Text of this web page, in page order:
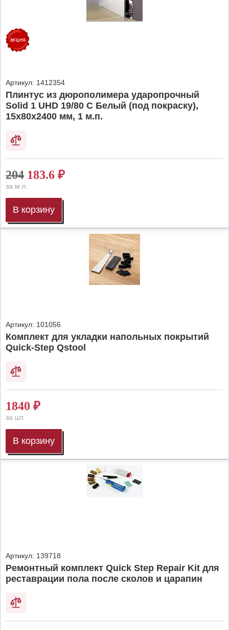
Артикул: 1412354
Плинтус из дюрополимера ударопрочный
Solid 1 UHD 19/80 C Белый (под покраску),
15х80х2400 мм, 1 м.п.
204 183.6 ₽
за м.п.
В корзину
Артикул: 101056
Комплект для укладки напольных покрытий
Quick-Step Qstool
1840 ₽
за шт.
В корзину
Артикул: 139718
Ремонтный комплект Quick Step Repair Kit для
реставрации пола после сколов и царапин